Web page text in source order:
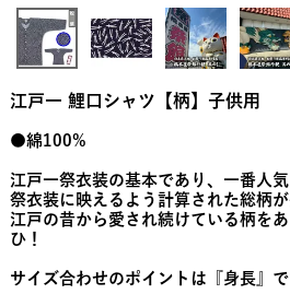
江戸一 鯉口シャツ【柄】子供用
●綿100%
江戸一祭衣装の基本であり、一番人
祭衣装に映えるよう計算された総柄が
江戸の昔から愛され続けている柄を
ひ！
サイズ合わせのポイントは『身長』で